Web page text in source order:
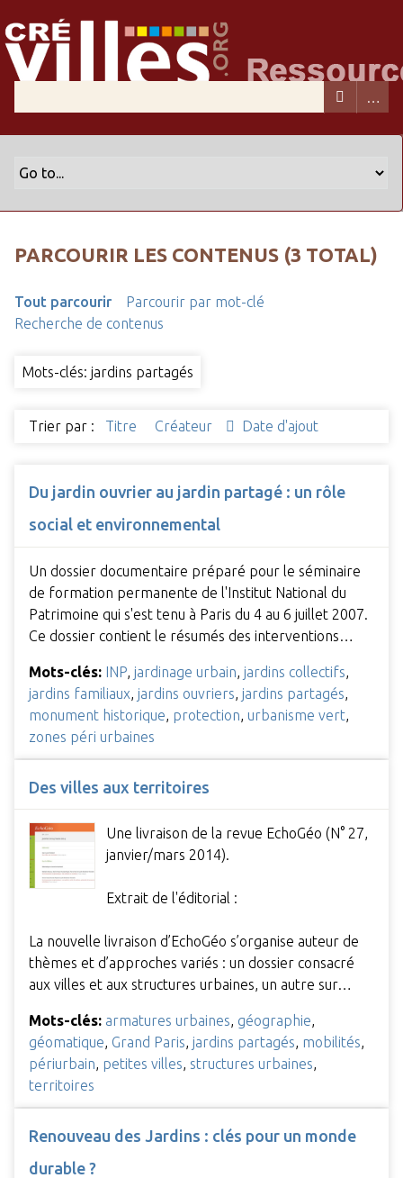
PARCOURIR LES CONTENUS (3 TOTAL)
Tout parcourir
Parcourir par mot-clé
Recherche de contenus
Mots-clés: jardins partagés
Trier par : Titre Créateur Date d'ajout
Du jardin ouvrier au jardin partagé : un rôle
social et environnemental
Un dossier documentaire préparé pour le séminaire
de formation permanente de l'Institut National du
Patrimoine qui s'est tenu à Paris du 4 au 6 juillet 2007.
Ce dossier contient le résumés des interventions…
Mots-clés: INP jardinage urbain jardins collectifs
jardins familiaux jardins ouvriers jardins partagés
monument historique protection urbanisme vert
zones péri urbaines
Des villes aux territoires
Une livraison de la revue EchoGéo (N° 27,
janvier/mars 2014).
Extrait de l'éditorial :
La nouvelle livraison d’EchoGéo s’organise auteur de
thèmes et d’approches variés : un dossier consacré
aux villes et aux structures urbaines, un autre sur…
Mots-clés: armatures urbaines, géographie,
géomatique, Grand Paris, jardins partagés, mobilités,
périurbain, petites villes, structures urbaines,
territoires
Renouveau des Jardins : clés pour un monde
durable ?